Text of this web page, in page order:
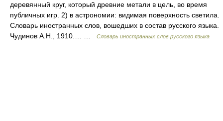
деревянный круг, который древние метали в цель, во время
публичных игр. 2) в астрономии: видимая поверхность светила.
Словарь иностранных слов, вошедших в состав русского языка.
Чудинов А.Н., 1910.… …
Словарь иностранных слов русского языка